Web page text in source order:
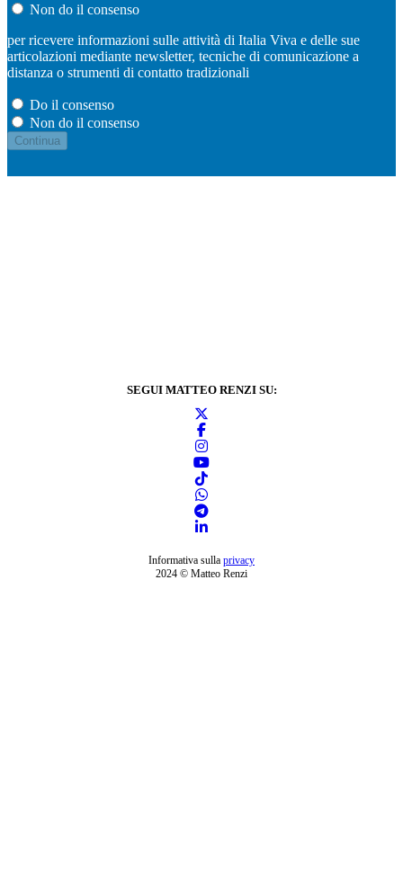
Non do il consenso
per ricevere informazioni sulle attività di Italia Viva e delle sue
articolazioni mediante newsletter, tecniche di comunicazione a
distanza o strumenti di contatto tradizionali
Do il consenso
Non do il consenso
SEGUI MATTEO RENZI SU:
Informativa sulla privacy
2024 © Matteo Renzi